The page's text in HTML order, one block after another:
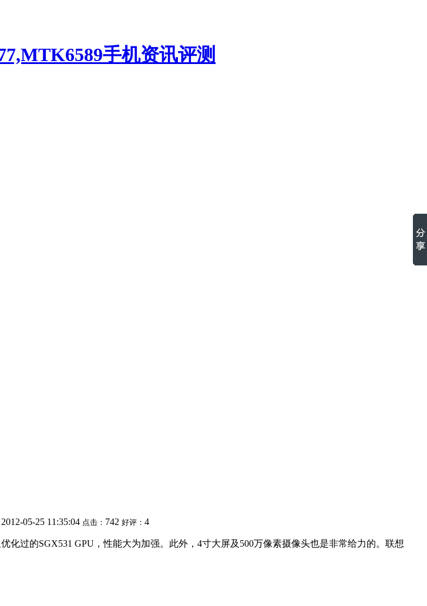
2012-05-25 11:35:04 点击： 742 好评： 4
过的SGX531 GPU，性能大为加强。此外，4寸大屏及500万像素摄像头也是非常给力的。联想